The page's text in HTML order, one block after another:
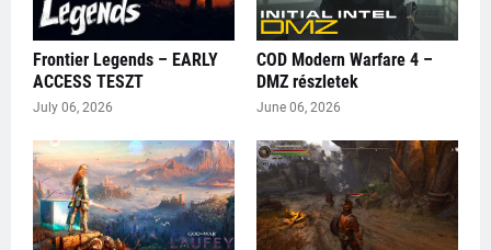
Frontier Legends – EARLY
ACCESS TESZT
July 06, 2026
COD Modern Warfare 4 –
DMZ részletek
June 06, 2026